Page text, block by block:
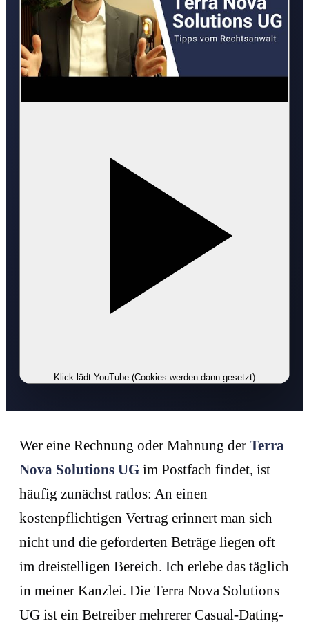
Klick lädt YouTube (Cookies werden dann gesetzt)
Wer eine Rechnung oder Mahnung der Terra
Nova Solutions UG im Postfach findet, ist
häufig zunächst ratlos: An einen
kostenpflichtigen Vertrag erinnert man sich
nicht und die geforderten Beträge liegen oft
im dreistelligen Bereich. Ich erlebe das täglich
in meiner Kanzlei. Die Terra Nova Solutions
UG ist ein Betreiber mehrerer Casual-Dating-